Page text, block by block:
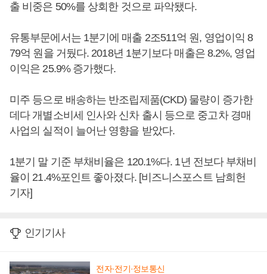
출 비중은 50%를 상회한 것으로 파악됐다.
유통부문에서는 1분기에 매출 2조511억 원, 영업이익 8
79억 원을 거뒀다. 2018년 1분기보다 매출은 8.2%, 영업
이익은 25.9% 증가했다.
미주 등으로 배송하는 반조립제품(CKD) 물량이 증가한
데다 개별소비세 인사와 신차 출시 등으로 중고차 경매
사업의 실적이 늘어난 영향을 받았다.
1분기 말 기준 부채비율은 120.1%다. 1년 전보다 부채비
율이 21.4%포인트 좋아졌다. [비즈니스포스트 남희헌
기자]
인기기사
전자·전기·정보통신